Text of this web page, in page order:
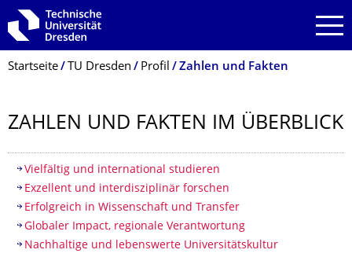
Zur Hauptnavigation springen
Zur Suche springen
Zum Inhalt springen
Breadcrumb-Menü
Startseite TU Dresden Profil Zahlen und Fakten
ZAHLEN UND FAKTEN IM ÜBERBLICK
Inhaltsverzeichnis
Vielfältig und international studieren
Exzellent und interdisziplinär forschen
Erfolgreich in Wissenschaft und Transfer
Globaler Impact, regionale Verantwortung
Nachhaltige und lebenswerte Universitätskultur